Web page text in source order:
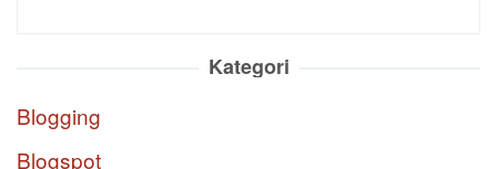
Kategori
Blogging
Blogspot